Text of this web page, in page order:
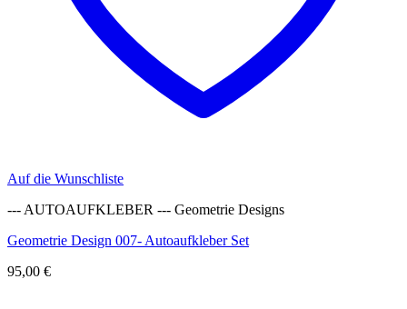
Auf die Wunschliste
--- AUTOAUFKLEBER --- Geometrie Designs
Geometrie Design 007- Autoaufkleber Set
95,00 €